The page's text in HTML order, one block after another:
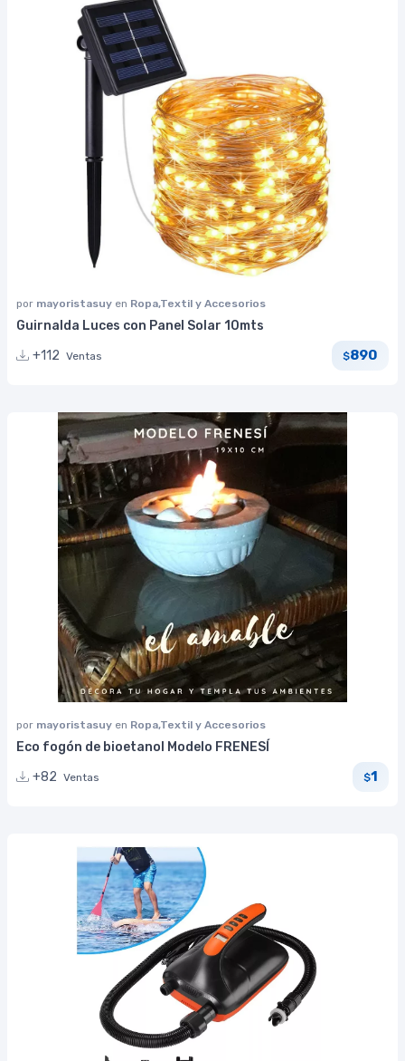
por mayoristasuy en Ropa,Textil y Accesorios
Guirnalda Luces con Panel Solar 10mts
+112 Ventas $890
por mayoristasuy en Ropa,Textil y Accesorios
Eco fogón de bioetanol Modelo FRENESÍ
+82 Ventas $1